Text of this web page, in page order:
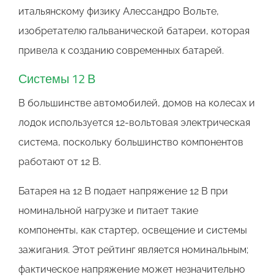
итальянскому физику Алессандро Вольте,
изобретателю гальванической батареи, которая
привела к созданию современных батарей.
Системы 12 В
В большинстве автомобилей, домов на колесах и
лодок используется 12-вольтовая электрическая
система, поскольку большинство компонентов
работают от 12 В.
Батарея на 12 В подает напряжение 12 В при
номинальной нагрузке и питает такие
компоненты, как стартер, освещение и системы
зажигания. Этот рейтинг является номинальным;
фактическое напряжение может незначительно